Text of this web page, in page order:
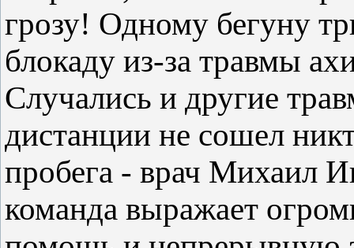
грозу! Одному бегуну
блокаду из-за травмы
Случались и другие
дистанции не сошел
пробега - врач Михаил
команда выражает